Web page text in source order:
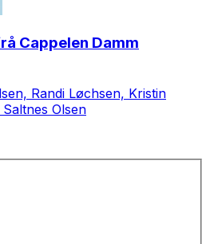
Cappelen Damm
Randi Løchsen, Kristin
Olsen